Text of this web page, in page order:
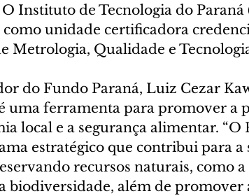
Instituto de Tecnologia do Paraná
unidade certificadora
Metrologia, Qualidade e
do Fundo Paraná, Luiz Cezar
uma ferramenta para promover a
local e a segurança alimentar. “O
estratégico que contribui para a
recursos naturais, como a
biodiversidade, além de